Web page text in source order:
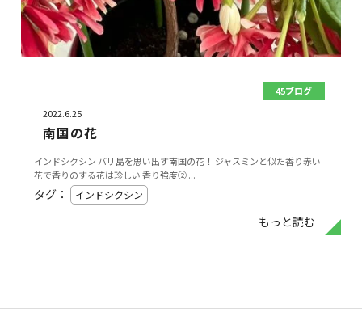
45ブログ
2022.6.25
南国の花
インドシクシン バリ島を思い出す南国の花！ ジャスミンと似た香り赤い
花で香りのする花は珍しい 香り強度② ...
もっと読む
タグ： インドシクシン